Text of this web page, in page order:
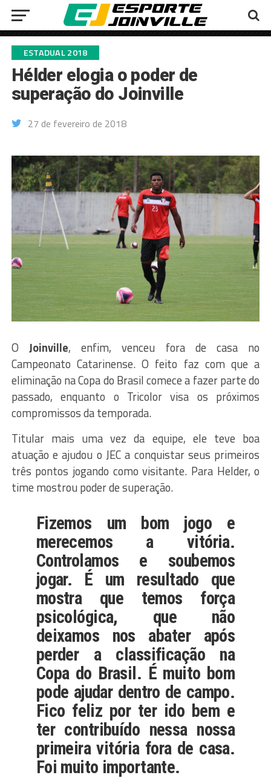
ESTADUAL 2018
Hélder elogia o poder de
superação do Joinville
27 de fevereiro de 2018
O Joinville, enfim, venceu fora de casa no
Campeonato Catarinense. O feito faz com que a
eliminação na Copa do Brasil comece a fazer parte do
passado, enquanto o Tricolor visa os próximos
compromissos da temporada.
Titular mais uma vez da equipe, ele teve boa
atuação e ajudou o JEC a conquistar seus primeiros
três pontos jogando como visitante. Para Helder, o
time mostrou poder de superação.
Fizemos um bom jogo e
merecemos a vitória.
Controlamos e soubemos
jogar. É um resultado que
mostra que temos força
psicológica, que não
deixamos nos abater após
perder a classificação na
Copa do Brasil. É muito bom
pode ajudar dentro de campo.
Fico feliz por ter ido bem e
ter contribuído nessa nossa
primeira vitória fora de casa.
Foi muito importante.